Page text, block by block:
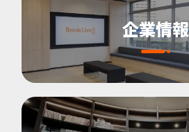
企業情報